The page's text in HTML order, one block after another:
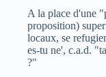
A la place d'une
proposition)
locaux, se
es-tu ne', c.a.d.
?"